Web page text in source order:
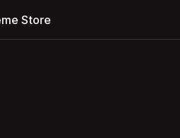
Store